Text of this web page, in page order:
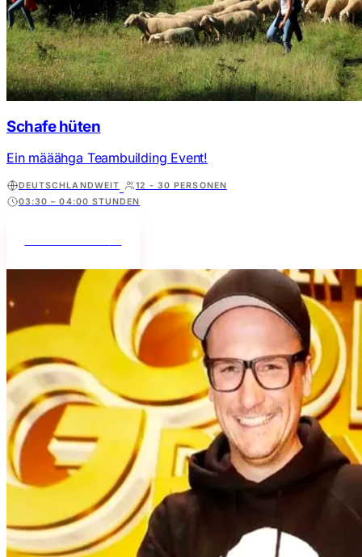
Schafe hüten
Ein määähga Teambuilding Event!
DEUTSCHLANDWEIT
12 - 30 PERSONEN
03:30 – 04:00 STUNDEN